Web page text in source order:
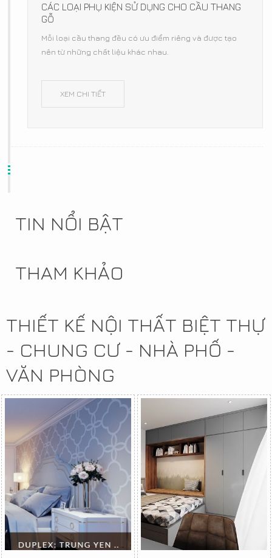
CÁC LOẠI PHỤ KIỆN SỬ DỤNG CHO CẦU THANG
GỖ
Mỗi loại cầu thang đều có ưu điểm riêng và được tạo
nên từ những chất liệu khác nhau.
XEM CHI TIẾT
TIN NỔI BẬT
THAM KHẢO
THIẾT KẾ NỘI THẤT BIỆT THỰ
- CHUNG CƯ - NHÀ PHỐ -
VĂN PHÒNG